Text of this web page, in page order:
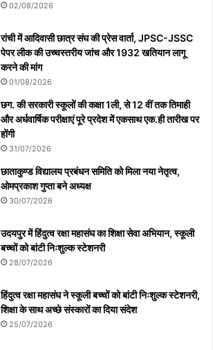
02/08/2026
रांची में आदिवासी छात्र संघ की प्रेस वार्ता, JPSC-JSSC
पेपर लीक की उच्चस्तरीय जांच और 1932 खतियान लागू
करने की मांग
01/08/2026
छग. की सरकारी स्कूलों की कक्षा 1ली, से 12 वीं तक तिमाही
और अर्धवार्षिक परीक्षाएं पूरे प्रदेश में एकसाथ एक.ही तारीख पर
होंगी
31/07/2026
छाताकुण्ड विद्यालय प्रबंधन समिति को मिला नया नेतृत्व,
ओमप्रकाश गुप्ता बने अध्यक्ष
30/07/2026
उदयपुर में हिंदुत्व रक्षा महासंघ का शिक्षा सेवा अभियान, स्कूली
बच्चों को बांटी निःशुल्क स्टेशनरी
28/07/2026
हिंदुत्व रक्षा महासंघ ने स्कूली बच्चों को बांटी निःशुल्क स्टेशनरी,
शिक्षा के साथ अच्छे संस्कारों का दिया संदेश
25/07/2026